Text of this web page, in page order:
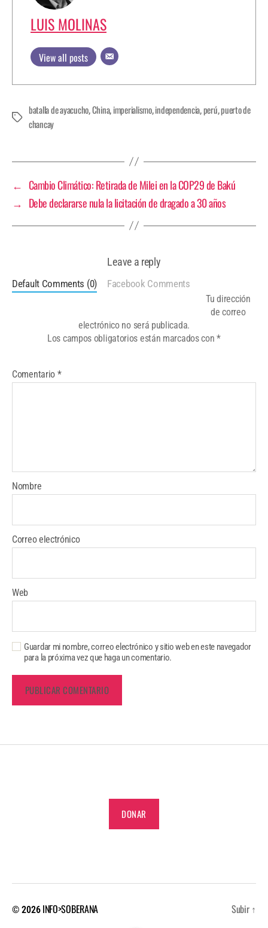
LUIS MOLINAS
View all posts
batalla de ayacucho,China, imperialismo,independencia,perú,puerto de
chancay
← Cambio Climático: Retirada de Milei en la COP29 de Bakú
→ Debe declararse nula la licitación de dragado a 30 años
Leave a reply
Default Comments (0) Facebook Comments
Tu dirección
de correo
electrónico no será publicada.
Los campos obligatorios están marcados con*
Comentario *
Nombre
Correo electrónico
Web
Guardar mi nombre, correo electrónico y sitio web en este navegador
para la próxima vez que haga un comentario.
DONAR
© 2026 INFO>SOBERANA Subir ↑